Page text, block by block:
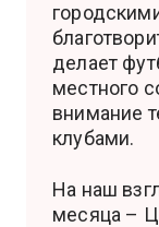
делает
местного
внимание
клубами.
На наш
месяца –